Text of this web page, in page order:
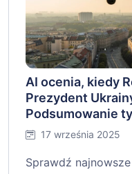
AI ocenia, kiedy
Prezydent
Podsumowanie
17 września 2025
Sprawdź